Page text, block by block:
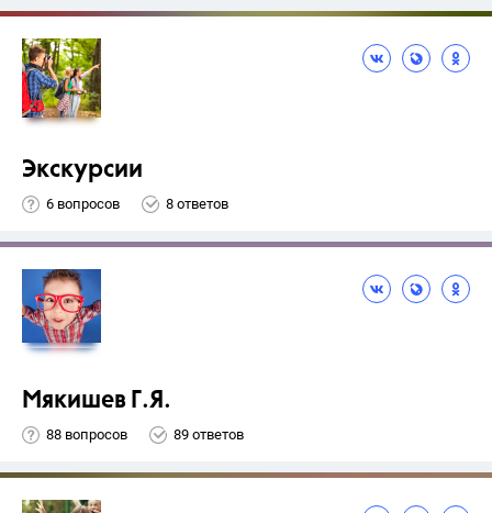
Экскурсии
6 вопросов 8 ответов
Мякишев Г.Я.
88 вопросов 89 ответов